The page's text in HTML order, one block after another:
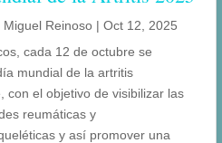
Miguel Reinoso |Oct 12, 2025
cada 12 de octubre se
mundial de la artritis
con el objetivo de visibilizar las
reumáticas y
y así promover una